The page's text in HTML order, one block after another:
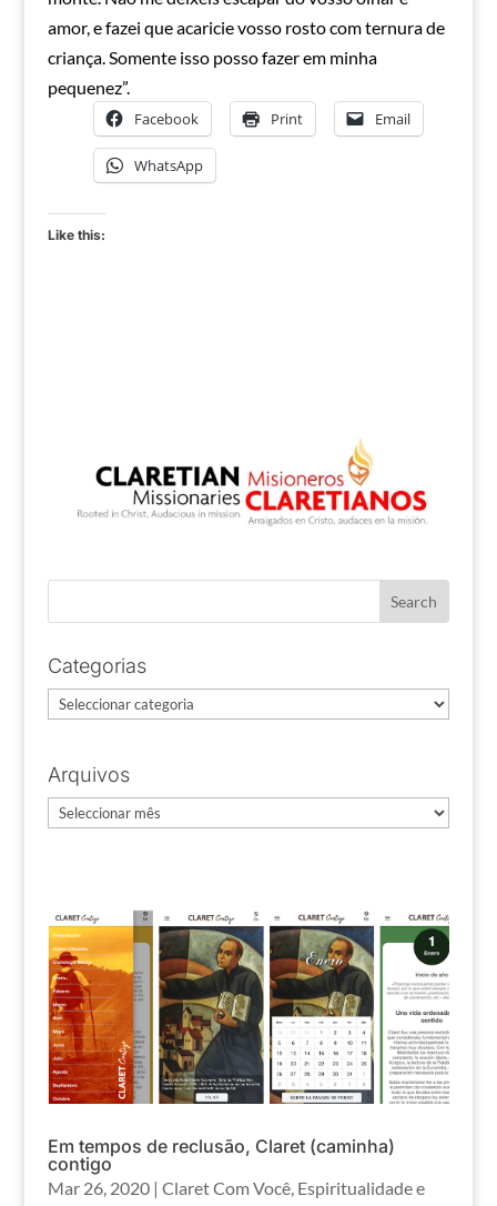
amor, e fazei que acaricie vosso rosto com ternura de
criança. Somente isso posso fazer em minha
pequenez”.
Facebook Print Email
WhatsApp
Like this:
Categorias
Categorias
Arquivos
Arquivos
Em tempos de reclusão, Claret (caminha)
contigo
Mar 26, 2020| Claret Com Você, Espiritualidade e